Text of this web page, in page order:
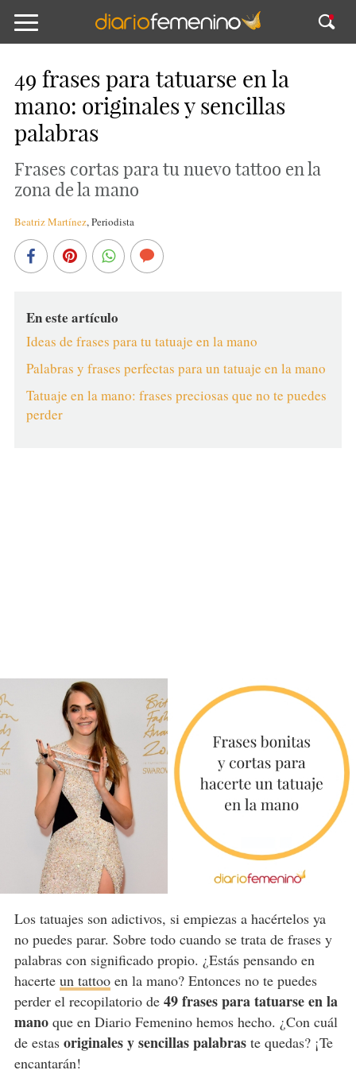
49 frases para tatuarse en la
mano: originales y sencillas
palabras
Frases cortas para tu nuevo tattoo en la
zona de la mano
Beatriz Martínez,Periodista
En este artículo
Ideas de frases para tu tatuaje en la mano
Palabras y frases perfectas para un tatuaje en la mano
Tatuaje en la mano: frases preciosas que no te puedes
perder
Los tatuajes son adictivos, si empiezas a hacértelos ya
no puedes parar. Sobre todo cuando se trata de frases y
palabras con significado propio. ¿Estás pensando en
hacerte un tattooen la mano? Entonces no te puedes
perder el recopilatorio de 49 frases para tatuarse en la
manoque en Diario Femenino hemos hecho. ¿Con cuál
de estas originales y sencillas palabraste quedas? ¡Te
encantarán!